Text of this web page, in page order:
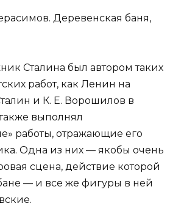
Деревенская баня,
Сталина был автором таких
работ, как Ленин на
и К. Е. Ворошилов в
выполнял
работы, отражающие его
Одна из них — якобы очень
сцена, действие которой
— и все же фигуры в ней